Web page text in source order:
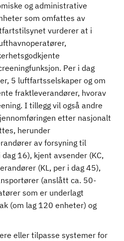
og administrative
som omfattes av
vurderer at i
Per i dag
5 luftfartsselskaper og om
fraktleverandører, hvorav
I tillegg vil også andre
etter nasjonalt
herunder
av forsyning til
16), kjent avsender (KC,
(KL, per i dag 45),
(anslått ca. 50-
som er underlagt
(om lag 120 enheter) og
eller tilpasse systemer for